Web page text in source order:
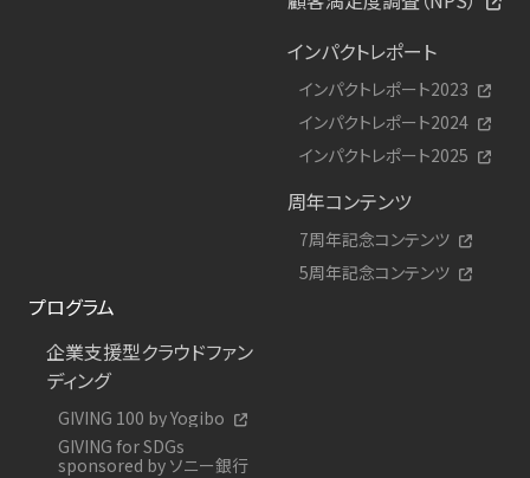
インパクトレポート
インパクトレポート2023
インパクトレポート2024
インパクトレポート2025
周年コンテンツ
7周年記念コンテンツ
5周年記念コンテンツ
プログラム
企業支援型クラウドファン
ディング
GIVING 100 by Yogibo
GIVING for SDGs
sponsored by ソニー銀行